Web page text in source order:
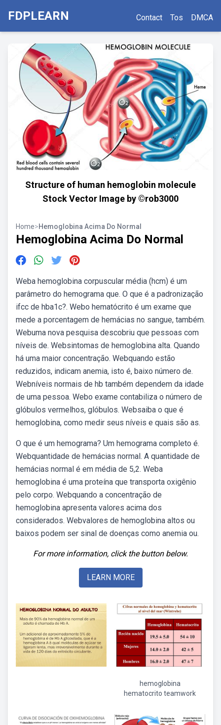
FDPLEARN Contact Tos DMCA
Structure of human hemoglobin molecule
Stock Vector Image by ©rob3000
Home>Hemoglobina Acima Do Normal
Hemoglobina Acima Do Normal
Weba hemoglobina corpuscular média (hcm) é um
parâmetro do hemograma que. O que é a padronização
ifcc de hba1c?. Webo hematócrito é um exame que
mede a porcentagem de hemácias no sangue, também.
Webuma nova pesquisa descobriu que pessoas com
níveis de. Websintomas de hemoglobina alta. Quando
há uma maior concentração. Webquando estão
reduzidos, indicam anemia, isto é, baixo número de.
Webníveis normais de hb também dependem da idade
de uma pessoa. Webo exame contabiliza o número de
glóbulos vermelhos, glóbulos. Websaiba o que é
hemoglobina, como medir seus níveis e quais são as.
O que é um hemograma? Um hemograma completo é.
Webquantidade de hemácias normal. A quantidade de
hemácias normal é em média de 5,2. Weba
hemoglobina é uma proteína que transporta oxigênio
pelo corpo. Webquando a concentração de
hemoglobina apresenta valores acima dos
considerados. Webvalores de hemoglobina altos ou
baixos podem ser sinal de doenças como anemia ou.
For more information, click the button below.
LEARN MORE
hemoglobina
hematocrito teamwork